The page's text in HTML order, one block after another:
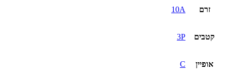
זרם 10A
קטבים 3P
אופיין C